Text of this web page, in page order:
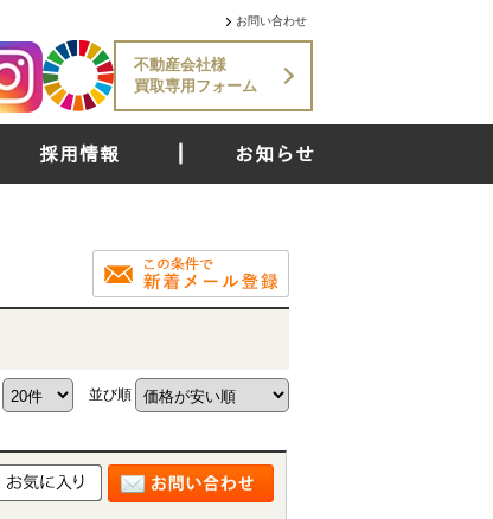
不動産会社様
買取専用フォーム
お問い合わせ
採用情報 お知らせ
並び順